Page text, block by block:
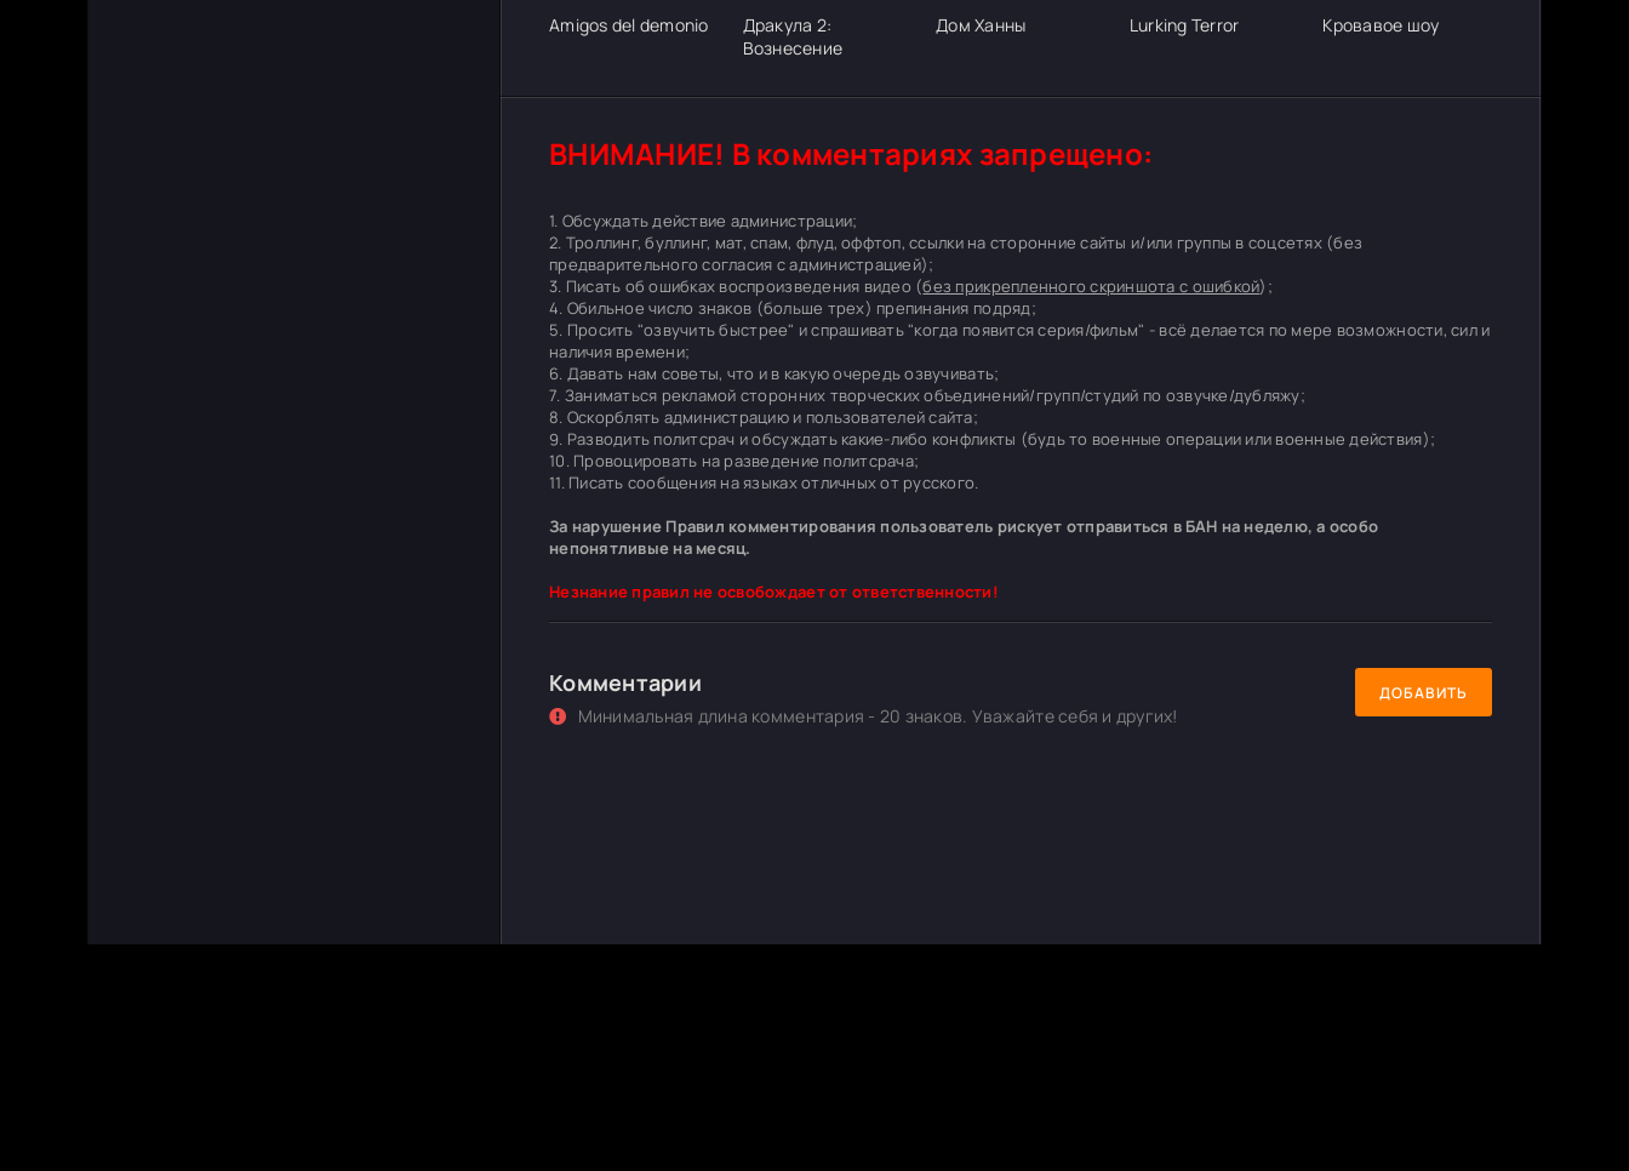
Amigos del demonio
Дракула 2:
Вознесение
Дом Ханны Lurking Terror Кровавое шоу
ВНИМАНИЕ! В комментариях запрещено:
1. Обсуждать действие администрации;
2. Троллинг, буллинг, мат, спам, флуд, оффтоп, ссылки на сторонние сайты и/или группы в соцсетях (без
предварительного согласия с администрацией);
3. Писать об ошибках воспроизведения видео (без прикрепленного скриншота с ошибкой);
4. Обильное число знаков (больше трех) препинания подряд;
5. Просить "озвучить быстрее" и спрашивать "когда появится серия/фильм" - всё делается по мере возможности, сил и
наличия времени;
6. Давать нам советы, что и в какую очередь озвучивать;
7. Заниматься рекламой сторонних творческих объединений/групп/студий по озвучке/дубляжу;
8. Оскорблять администрацию и пользователей сайта;
9. Разводить политсрач и обсуждать какие-либо конфликты (будь то военные операции или военные действия);
10. Провоцировать на разведение политсрача;
11. Писать сообщения на языках отличных от русского.
За нарушение Правил комментирования пользователь рискует отправиться в БАН на неделю, а особо
непонятливые на месяц.
Незнание правил не освобождает от ответственности!
Комментарии
Минимальная длина комментария - 20 знаков. Уважайте себя и других!
ДОБАВИТЬ